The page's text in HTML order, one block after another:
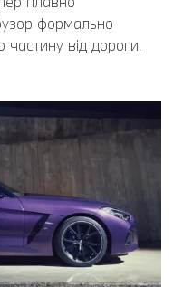
формально
від дороги.